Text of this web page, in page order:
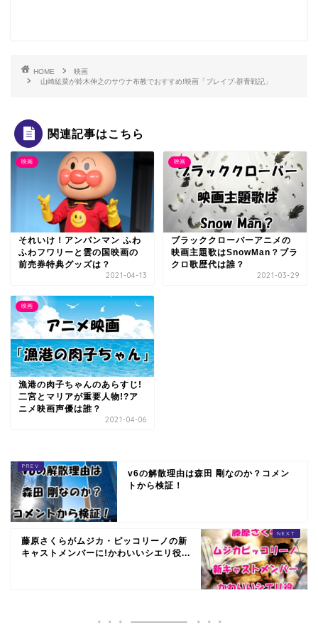
HOME
映画
山崎紘菜が鈴木伸之のサウナ布教でおすすめ!映画「ブレイブ-群青戦記」
関連記事はこちら
映画
それいけ！アンパンマン ふわ
ふわフワリーと雲の国映画の
前売券特典グッズは？
2021-04-13
映画
ブラッククローバーアニメの
映画主題歌はSnowMan？ブラ
クロ歌歴代は誰？
2021-03-29
映画
漁港の肉子ちゃんのあらすじ!
二宮とマリアが重要人物!?ア
ニメ映画声優は誰？
2021-04-06
v6の解散理由は森田 剛なのか？コメン
トから検証！
藤原さくらがムジカ・ピッコリーノの新
キャストメンバーに!かわいいシエリ役...